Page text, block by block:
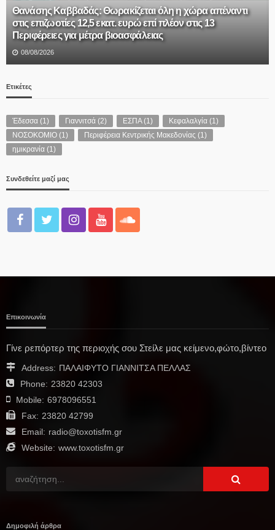
ΠΟΛΙΤΙΚΉ
Η εθνική άμυνα δεν είναι γιουσουρούμ κ. Μητσοτάκη και κ.
Δένδια
08/08/2026
Ετικέτες
Έδεσσα (1) Γιαννιτσά (2) ΕΣΠΑ(1) Κεφαλαλγία (1)
ΝΟΣΟΚΟΜΙΟ (1) Περιφέρεια Κεντρικής Μακεδονίας (1)
ημικρανία (1)
Συνδεθείτε μαζί μας
Επικοινωνία
Γίνε ρεπόρτερ της περιοχής σου Στείλε μας κείμενο,φώτο,βίντεο
Address: ΠΑΛΑΙΦΥΤΟ ΓΙΑΝΝΙΤΣΑ ΠΕΛΛΑΣ
Phone: 23820 42303
Mobile: 6978096551
Fax: 23820 42799
Email: radio@toxotisfm.gr
Website: www.toxotisfm.gr
Δημοφιλή άρθρα